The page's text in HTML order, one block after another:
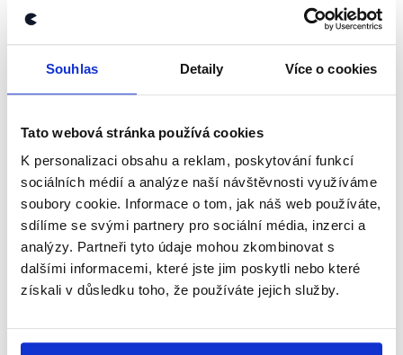
Souhlas Detaily Více o cookies
Tato webová stránka používá cookies
K personalizaci obsahu a reklam, poskytování funkcí
sociálních médií a analýze naší návštěvnosti využíváme
soubory cookie. Informace o tom, jak náš web používáte,
sdílíme se svými partnery pro sociální média, inzerci a
analýzy. Partneři tyto údaje mohou zkombinovat s
dalšími informacemi, které jste jim poskytli nebo které
získali v důsledku toho, že používáte jejich služby.
Marek
Hilšer
Dnes máme z obnovitelných
Energetika
PRAVDA
Podle posledních dostupných dat, která zveřejnilo
Ministerstvo průmyslu a obchodu, v roce 2020
odpovídal podíl obnovitelných zdrojů na spotřebě
elektřiny v ČR 14,8 %. Pro úplnost doplňme,
elektřiny se jednalo o méně než 7 %.